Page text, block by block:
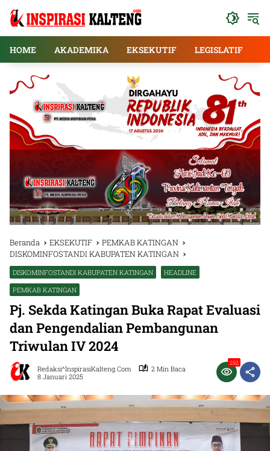
HOME
AKADEMIKA EKSEKUTIF LEGISLATIF
Beranda EKSEKUTIF
PEMKAB KATINGAN
DISKOMINFOSTANDI KABUPATEN KATINGAN
DISKOMINFOSTANDI KABUPATEN KATINGAN
HEADLINE
PEMKAB KATINGAN
Pj. Sekda Katingan Buka Rapat Evaluasi
dan Pengendalian Pembangunan
Triwulan IV 2024
Redaksi^InspirasiKalteng.com
2 Min Baca
8 Januari 2025
292